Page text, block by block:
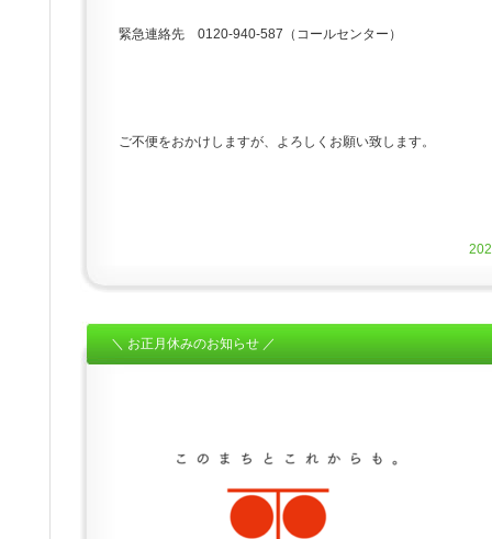
緊急連絡先 0120-940-587（コールセンター）
ご不便をおかけしますが、よろしくお願い致します。
＼ お正月休みのお知らせ ／